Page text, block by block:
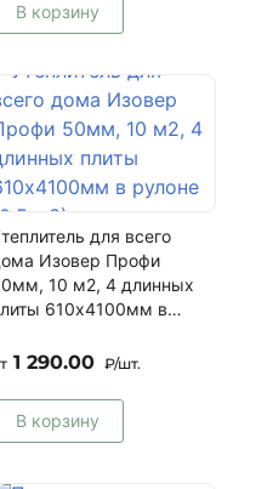
В корзину
для всего
Изовер Профи
10 м2, 4 длинных
610х4100мм в
1 290.00 ₽/шт.
В корзину